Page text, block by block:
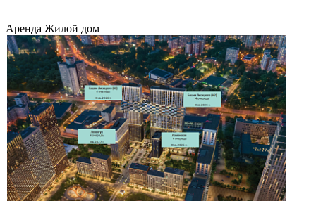
Аренда Жилой дом